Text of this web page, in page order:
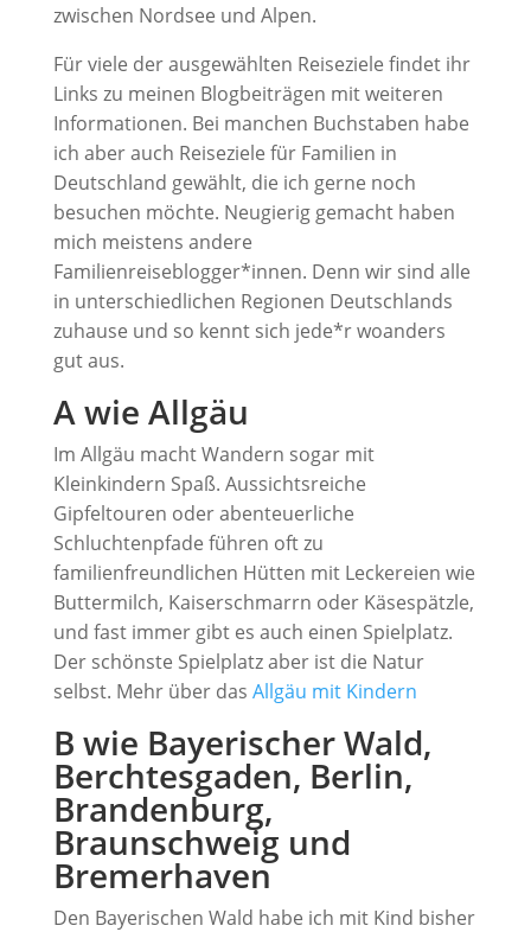
zwischen Nordsee und Alpen.
Für viele der ausgewählten Reiseziele findet ihr
Links zu meinen Blogbeiträgen mit weiteren
Informationen. Bei manchen Buchstaben habe
ich aber auch Reiseziele für Familien in
Deutschland gewählt, die ich gerne noch
besuchen möchte. Neugierig gemacht haben
mich meistens andere
Familienreiseblogger*innen. Denn wir sind alle
in unterschiedlichen Regionen Deutschlands
zuhause und so kennt sich jede*r woanders
gut aus.
A wie Allgäu
Im Allgäu macht Wandern sogar mit
Kleinkindern Spaß. Aussichtsreiche
Gipfeltouren oder abenteuerliche
Schluchtenpfade führen oft zu
familienfreundlichen Hütten mit Leckereien wie
Buttermilch, Kaiserschmarrn oder Käsespätzle,
und fast immer gibt es auch einen Spielplatz.
Der schönste Spielplatz aber ist die Natur
selbst. Mehr über das Allgäu mit Kindern
B wie Bayerischer Wald,
Berchtesgaden, Berlin,
Brandenburg,
Braunschweig und
Bremerhaven
Den Bayerischen Wald habe ich mit Kind bisher